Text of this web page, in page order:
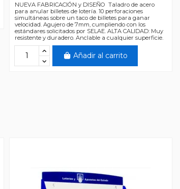
NUEVA FABRICACIÓN y DISEÑO Taladro de acero
para anular billetes de lotería. 10 perforaciones
simultáneas sobre un taco de billetes para ganar
velocidad. Agujero de 7mm, cumpliendo con los
estándares solicitados por SELAE. ALTA CALIDAD: Muy
resistente y duradero. Anclable a cualquier superficie.
Añadir al carrito